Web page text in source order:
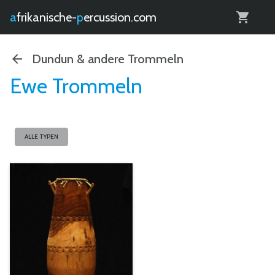
afrikanische- percussion.com
Dundun & andere Trommeln
Ewe Trommeln
ALLE TYPEN